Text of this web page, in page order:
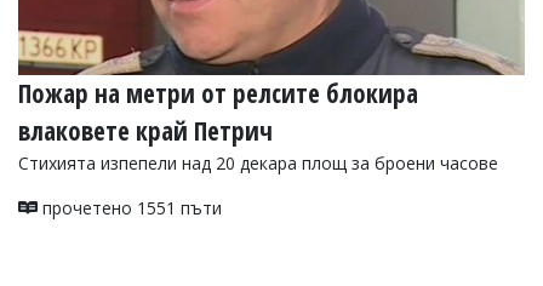
email:
v.vasilev@flagman.bg
Катя
Касабова,
k.kassabova@flagman.bg
Главен
Иван
Колев,
Пожар на метри от релсите блокира
влаковете край Петрич
Стихията изпепели над 20 декара площ за броени часове
прочетено 1551 пъти